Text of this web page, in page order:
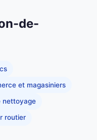
de-
et magasiniers
nettoyage
routier